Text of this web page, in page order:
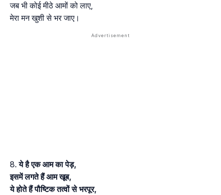
जब भी कोई मीठे आमों को लाए,
मेरा मन खुशी से भर जाए।
ये है एक आम का पेड़,
इसमें लगते हैं आम खूब,
ये होते हैं पौष्टिक तत्वों से भरपूर,